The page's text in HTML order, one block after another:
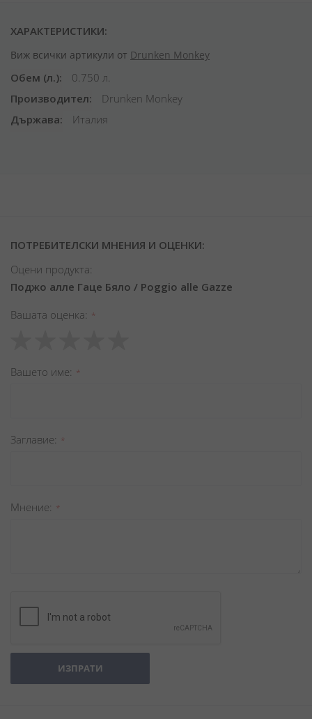
ХАРАКТЕРИСТИКИ:
Виж всички артикули от Drunken Monkey
Обем (л.)
0.750 л.
Производител
Drunken Monkey
Държава
Италия
ПОТРЕБИТЕЛСКИ МНЕНИЯ И ОЦЕНКИ:
Оцени продукта:
Поджо алле Гаце Бяло / Poggio alle Gazze
Вашата оценка
star
stars
stars
stars
stars
Вашето име
Заглавиe
Мнение
ИЗПРАТИ